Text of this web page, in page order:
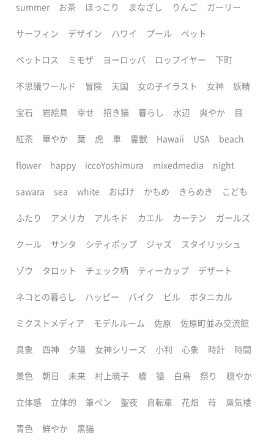
summer お茶 ほっこり まなざし りんご ガーリー
サーフィン デザイン ハワイ プール ペット
ペットロス ミモザ ヨーロッパ ロップイヤー 下町
不思議ワールド 冒険 天国 女の子イラスト 女神 妖精
宝石 岩絵具 幸せ 招き猫 暮らし 水辺 爽やか 目
紅茶 華やか 葉 虎 車 霊獣 Hawaii USA beach
flower happy iccoYoshimura mixedmedia night
sawara sea white おばけ かもめ きらめき こども
ふたり アメリカ アルキド カエル カーテン ガールズ
クール サンタ シティポップ ジャズ スタイリッシュ
ゾウ タロット チェック柄 ティーカップ デザート
ネコとの暮らし ハッピー バイク ビル ボタニカル
ミクストメディア モデルルーム 佐原 佐原町並み交流館
具象 四神 夕陽 女神シリーズ 小判 心象 時計 時間
景色 朝日 未来 村上暁子 橋 猿 白鳥 祭り 穏やか
立体感 立体的 筆ペン 聖夜 自転車 花畑 苺 蜃気楼
青色 鮮やか 黒猫